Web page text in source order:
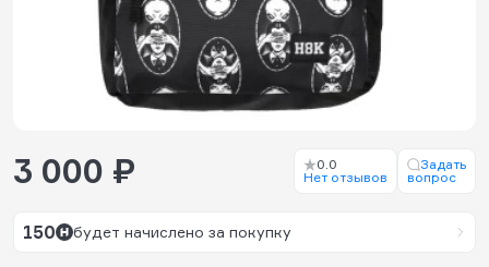
3 000 ₽
0.0
Нет отзывов
Задать
вопрос
150 будет начислено за покупку